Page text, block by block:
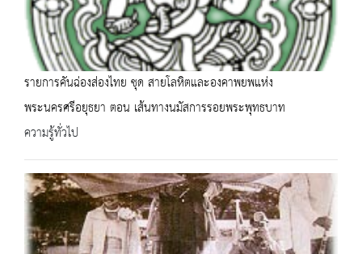
รายการคันฉ่องส่องไทย ชุด สายโลหิตและองคาพยพแห่ง
พระนครศรีอยุธยา ตอน เส้นทางนมัสการรอยพระพุทธบาท
ความรู้ทั่วไป